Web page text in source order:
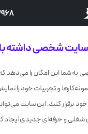
- 021
سایت شخصی داشته
شما این امکان را می‌دهد که
و تجربیات خود را
برقرار کنید. این سایت
و حرفه‌ای جدیدی ایجاد